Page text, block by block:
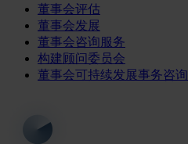
董事会评估
董事会发展
董事会咨询服务
构建顾问委员会
董事会可持续发展事务咨询